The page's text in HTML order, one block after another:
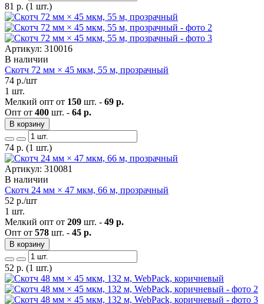
81 р. (1 шт.)
Артикул: 310016
В наличии
Скотч 72 мм × 45 мкм, 55 м, прозрачный
74 р./шт
1 шт.
Мелкий опт от 150 шт. - 69 р.
Опт от 400 шт. - 64 р.
В корзину
74 р. (1 шт.)
Артикул: 310081
В наличии
Скотч 24 мм × 47 мкм, 66 м, прозрачный
52 р./шт
1 шт.
Мелкий опт от 209 шт. - 49 р.
Опт от 578 шт. - 45 р.
В корзину
52 р. (1 шт.)